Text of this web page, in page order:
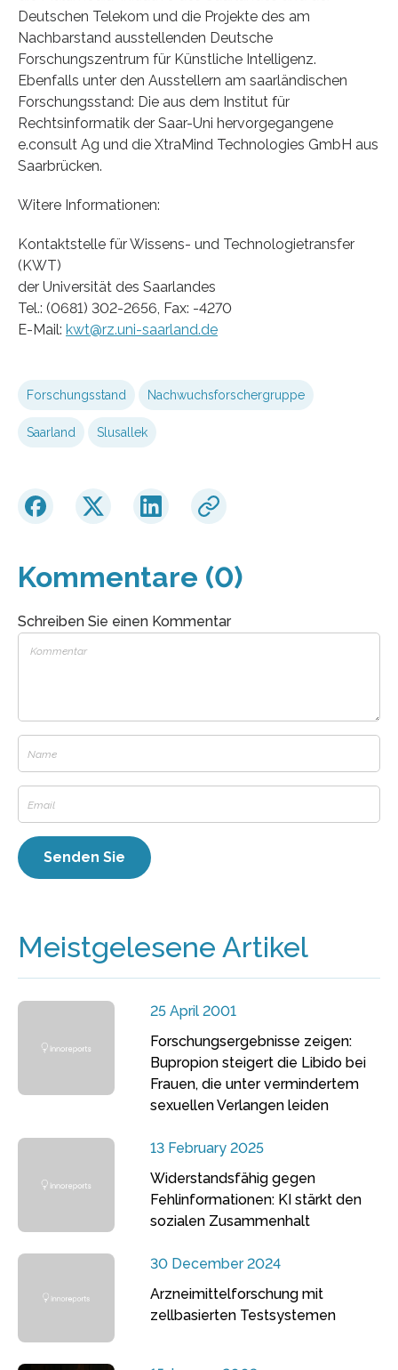
Deutschen Telekom und die Projekte des am
Nachbarstand ausstellenden Deutsche
Forschungszentrum für Künstliche Intelligenz.
Ebenfalls unter den Ausstellern am saarländischen
Forschungsstand: Die aus dem Institut für
Rechtsinformatik der Saar-Uni hervorgegangene
e.consult Ag und die XtraMind Technologies GmbH aus
Saarbrücken.
Witere Informationen:
Kontaktstelle für Wissens- und Technologietransfer
(KWT)
der Universität des Saarlandes
Tel.: (0681) 302-2656, Fax: -4270
E-Mail: kwt@rz.uni-saarland.de
Forschungsstand Nachwuchsforschergruppe
Saarland Slusallek
Kommentare (0)
Schreiben Sie einen Kommentar
Meistgelesene Artikel
25 April 2001
Forschungsergebnisse zeigen:
Bupropion steigert die Libido bei
Frauen, die unter vermindertem
sexuellen Verlangen leiden
13 February 2025
Widerstandsfähig gegen
Fehlinformationen: KI stärkt den
sozialen Zusammenhalt
30 December 2024
Arzneimittelforschung mit
zellbasierten Testsystemen